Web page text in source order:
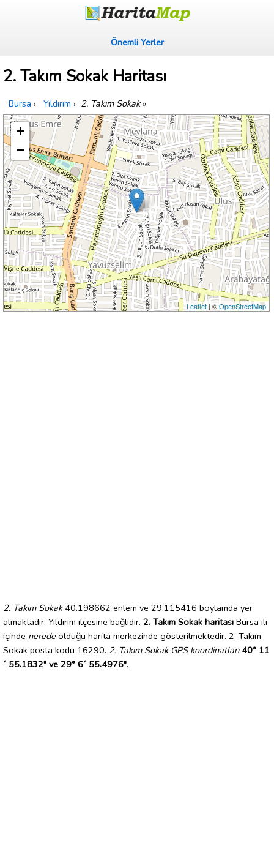
Önemli Yerler
2. Takım Sokak Haritası
Bursa › Yıldırım › 2. Takım Sokak»
+
−
Leaflet| ©OpenStreetMap
2. Takım Sokak40.198662 enlem ve 29.115416 boylamda yer
almaktadır. Yıldırım ilçesine bağlıdır. 2. Takım Sokak haritası Bursa ili
içinde nerede olduğu harita merkezinde gösterilmektedir. 2. Takım
Sokak posta kodu 16290. 2. Takım Sokak GPS koordinatları 40° 11
´ 55.1832" ve 29° 6´ 55.4976".